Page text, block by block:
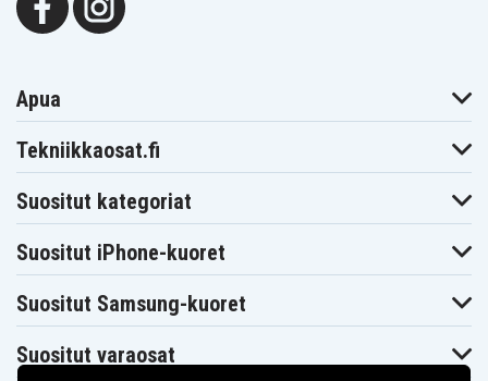
Onko sinulla kysyttävää? Lähetä meille viesti tai tule
Tilaa halpaa elektroniikkaa verkosta
Tekniikkaosilta
Tekniikkaosilta löydät aina halpaa elektroniikkaa,
olitpa sitten korjaamassa, päivittämässä tai
hankkimassa jotain uutta puhelimeen, tablettiin tai
muuhun tekniikkaan. Tarjoamme nopean toimituksen,
turvalliset ostot ja hyvät asiakasarviot – et tule
pettymään.
Apua
Tekniikkaosat.fi
Suositut kategoriat
Suositut iPhone-kuoret
Suositut Samsung-kuoret
Suositut varaosat